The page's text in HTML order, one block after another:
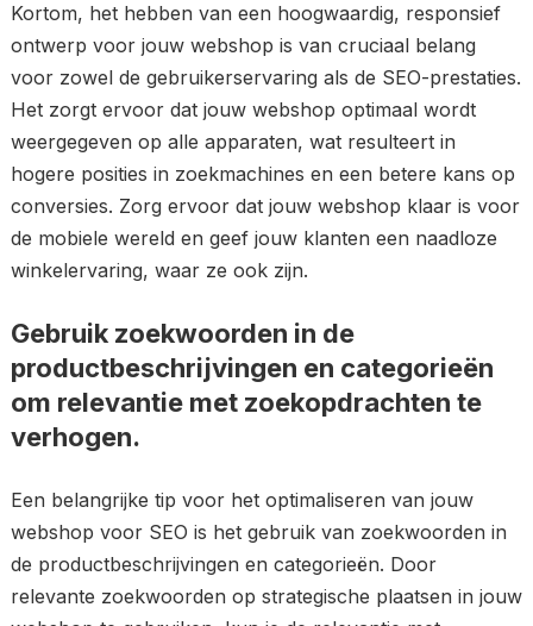
Kortom, het hebben van een hoogwaardig, responsief
ontwerp voor jouw webshop is van cruciaal belang
voor zowel de gebruikerservaring als de SEO-prestaties.
Het zorgt ervoor dat jouw webshop optimaal wordt
weergegeven op alle apparaten, wat resulteert in
hogere posities in zoekmachines en een betere kans op
conversies. Zorg ervoor dat jouw webshop klaar is voor
de mobiele wereld en geef jouw klanten een naadloze
winkelervaring, waar ze ook zijn.
Gebruik zoekwoorden in de
productbeschrijvingen en categorieën
om relevantie met zoekopdrachten te
verhogen.
Een belangrijke tip voor het optimaliseren van jouw
webshop voor SEO is het gebruik van zoekwoorden in
de productbeschrijvingen en categorieën. Door
relevante zoekwoorden op strategische plaatsen in jouw